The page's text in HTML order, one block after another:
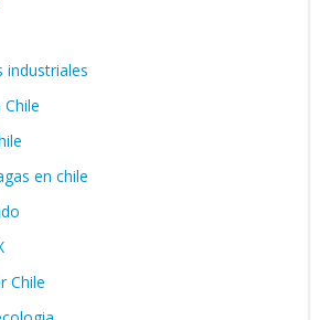
industriales
en chile
Chile